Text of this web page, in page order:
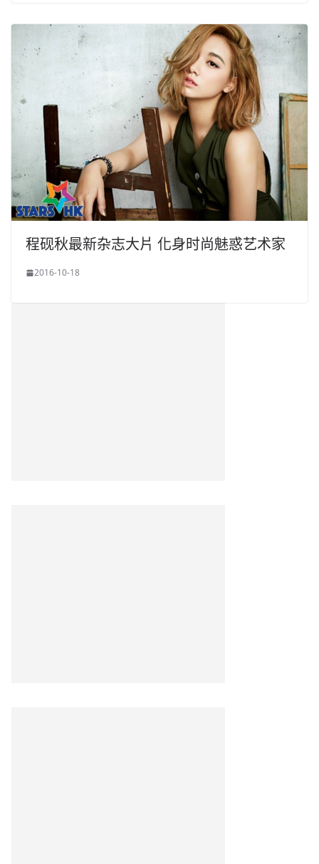
程砚秋最新杂志大片 化身时尚魅惑艺术家
2016-10-18